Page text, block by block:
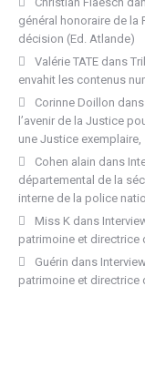
général honoraire de la
décision (Ed. Atlande)
Valérie TATE dans
envahit les contenus
Corinne Doillon dans
l’avenir de la Justice
une Justice
Cohen alain dans
départemental de la
interne de la police
Miss K dans
patrimoine et directrice
Guérin dans
patrimoine et directrice